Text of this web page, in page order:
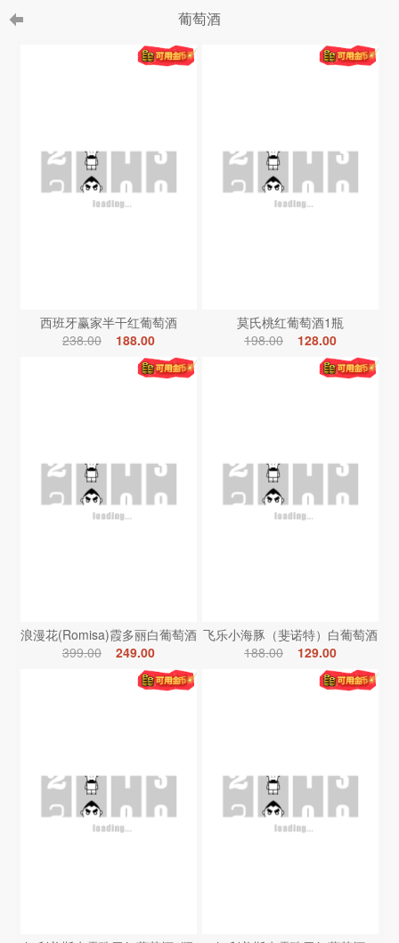
葡萄酒
西班牙赢家半干红葡萄酒
238.00
188.00
莫氏桃红葡萄酒1瓶
198.00
128.00
浪漫花(Romisa)霞多丽白葡萄酒
399.00
249.00
飞乐小海豚（斐诺特）白葡萄酒
188.00
129.00